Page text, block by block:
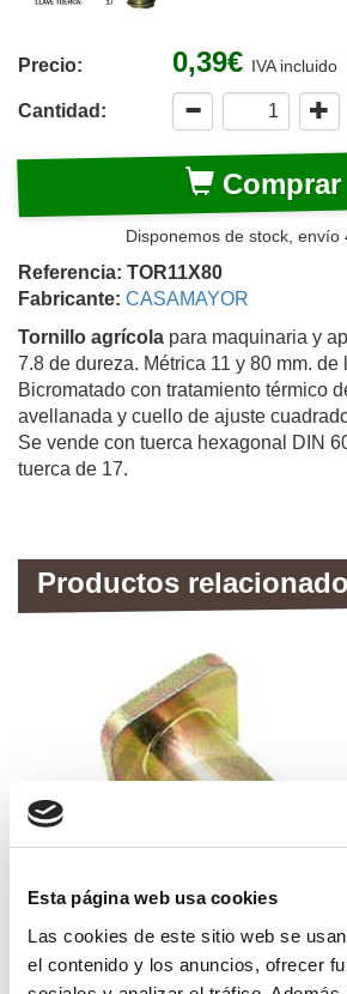
Esta página web usa cookies
Las cookies de este sitio web se
el contenido y los anuncios, ofrecer
Precio: 0,39€ IVA incluido
Cantidad:
Comprar
Disponemos de stock, envío
Referencia: TOR11X80
Fabricante: CASAMAYOR
Tornillo agrícola para maquinaria y
7.8 de dureza. Métrica 11 y 80 mm. de
Bicromatado con tratamiento térmico
avellanada y cuello de ajuste
Se vende con tuerca hexagonal DIN
tuerca de 17.
Productos